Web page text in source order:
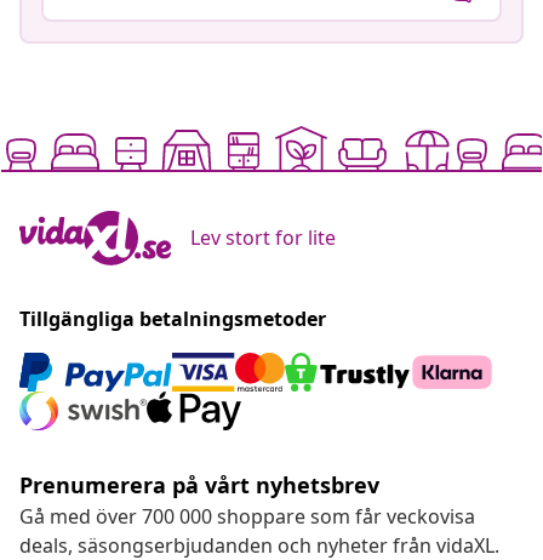
Lev stort for lite
Tillgängliga betalningsmetoder
Prenumerera på vårt nyhetsbrev
Gå med över 700 000 shoppare som får veckovisa
deals, säsongserbjudanden och nyheter från vidaXL.